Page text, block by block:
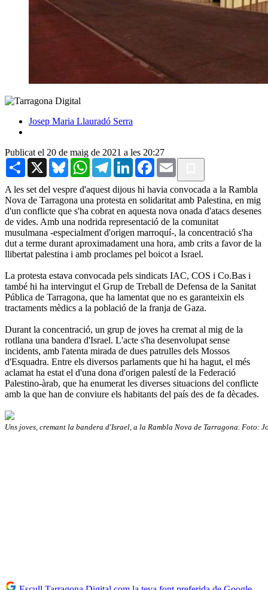
Josep Maria Llauradó Serra
Publicat el 20 de maig de 2021 a les 20:27
Share X BlueskyWhatsAppTelegramLinkedInFacebook
Email
A les set del vespre d'aquest dijous hi havia convocada a la Rambla
Nova de Tarragona una protesta en solidaritat amb Palestina, en mig
d'un conflicte que s'ha cobrat en aquesta nova onada d'atacs desenes
de vides. Amb una nodrida representació de la comunitat
musulmana -especialment d'origen marroquí-, la concentració s'ha
dut a terme durant aproximadament una hora, amb crits a favor de la
llibertat palestina i amb proclames pel boicot a Israel.
La protesta estava convocada pels sindicats IAC, COS i Co.Bas i
també hi ha intervingut el Grup de Treball de Defensa de la Sanitat
Pública de Tarragona, que ha lamentat que no es garanteixin els
tractaments mèdics a la població de la franja de Gaza.
Durant la concentració, un grup de joves ha cremat al mig de la
rotllana una bandera d'Israel. L'acte s'ha desenvolupat sense
incidents, amb l'atenta mirada de dues patrulles dels Mossos
d'Esquadra. Entre els diversos parlaments que hi ha hagut, el més
aclamat ha estat el d'una dona d'origen palestí de la Federació
Palestino-àrab, que ha enumerat les diverses situacions del conflicte
amb la que han de conviure els habitants del país des de fa dècades.
Uns joves, cremant la bandera d'Israel, a la Rambla Nova de Tarragona. Foto: